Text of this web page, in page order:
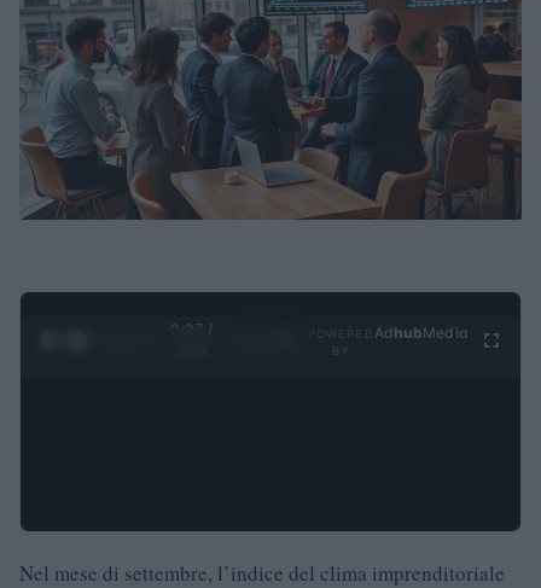
0:28 /
Ad hubMedia
Nel mese di settembre, l’indice del clima imprenditoriale